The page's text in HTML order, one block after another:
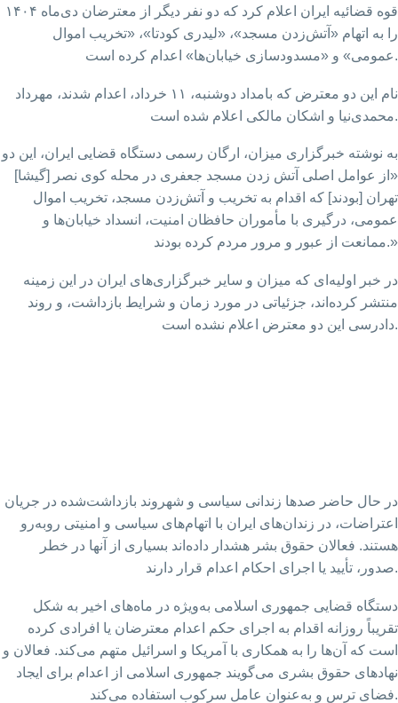
قوه قضائیه ایران اعلام کرد که دو نفر دیگر از معترضان دی‌ماه ۱۴۰۴
را به اتهام «آتش‌زدن مسجد»، «لیدری کودتا»، «تخریب اموال
عمومی» و «مسدودسازی خیابان‌ها» اعدام کرده است.
نام این دو معترض که بامداد دوشنبه، ۱۱ خرداد، اعدام شدند، مهرداد
محمدی‌نیا و اشکان مالکی اعلام شده است.
به نوشته خبرگزاری میزان، ارگان رسمی دستگاه قضایی ایران، این دو
«از عوامل اصلی آتش‌ زدن مسجد جعفری در محله کوی نصر [گیشا]
تهران [بودند] که اقدام به تخریب و آتش‌زدن مسجد، تخریب اموال
عمومی، درگیری با مأموران حافظان امنیت، انسداد خیابان‌ها و
ممانعت از عبور و مرور مردم کرده بودند.»
در خبر اولیه‌ای که میزان و سایر خبرگزاری‌های ایران در این زمینه
منتشر کرده‌اند، جزئیاتی در مورد زمان و شرایط بازداشت، و روند
دادرسی این دو معترض اعلام نشده است.
در حال حاضر صدها زندانی سیاسی و شهروند بازداشت‌شده در جریان
اعتراضات، در زندان‌های ایران با اتهام‌های سیاسی و امنیتی روبه‌رو
هستند. فعالان حقوق بشر هشدار داده‌اند بسیاری از آنها در خطر
صدور، تأیید یا اجرای احکام اعدام قرار دارند.
دستگاه قضایی جمهوری اسلامی به‌ویژه در ماه‌های اخیر به شکل
تقریباً روزانه اقدام به اجرای حکم اعدام معترضان یا افرادی کرده
است که آن‌ها را به همکاری با آمریکا و اسرائیل متهم می‌کند. فعالان و
نهادهای حقوق‌ بشری می‌گویند جمهوری اسلامی از اعدام برای ایجاد
فضای ترس و به‌عنوان عامل سرکوب استفاده می‌کند.